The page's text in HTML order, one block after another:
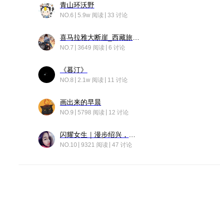
青山环沃野
NO.6 5.9w 阅读 33 讨论
NO.7 3649 阅读 6 讨论
《暮汀》
NO.8 2.1w 阅读 11 讨论
画出来的早晨
NO.9 5798 阅读 12 讨论
NO.10 9321 阅读 47 讨论